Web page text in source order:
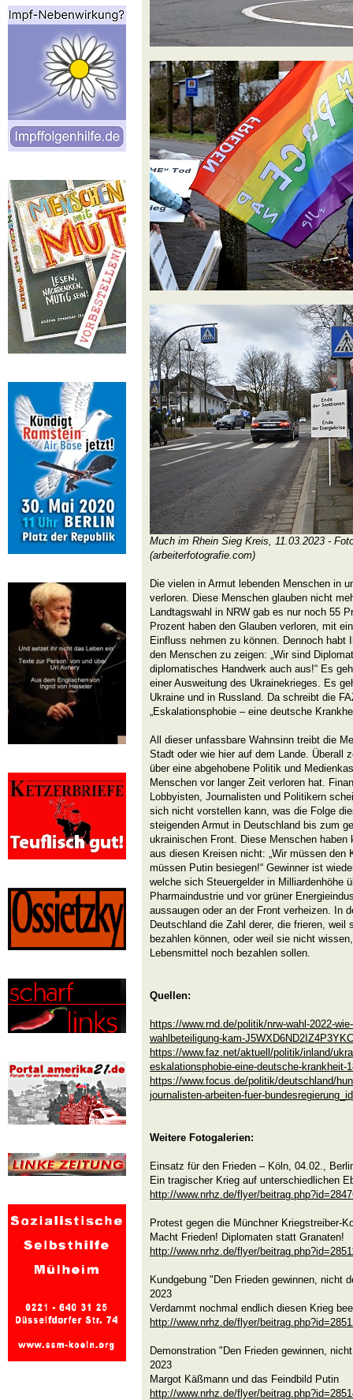
Much im Rhein Sieg Kreis, 11.03.2023 -
(arbeiterfotografie.com)
Die vielen in Armut lebenden Menschen in
verloren. Diese Menschen glauben nicht
Landtagswahl in NRW gab es nur noch 55
Prozent haben den Glauben verloren, mit
Einfluss nehmen zu können. Dennoch habt
den Menschen zu zeigen: „Wir sind
diplomatisches Handwerk auch aus!“ Es
einer Ausweitung des Ukrainekrieges. Es
Ukraine und in Russland. Da schreibt die
„Eskalationsphobie – eine deutsche
All dieser unfassbare Wahnsinn treibt die
Stadt oder wie hier auf dem Lande. Überall
über eine abgehobene Politik und
Menschen vor langer Zeit verloren hat.
Lobbyisten, Journalisten und Politikern
sich nicht vorstellen kann, was die Folge
steigenden Armut in Deutschland bis zum
ukrainischen Front. Diese Menschen haben
aus diesen Kreisen nicht: „Wir müssen den
müssen Putin besiegen!“ Gewinner ist
welche sich Steuergelder in Milliardenhöhe
Pharmaindustrie und vor grüner
aussaugen oder an der Front verheizen. In
Deutschland die Zahl derer, die frieren,
bezahlen können, oder weil sie nicht
Lebensmittel noch bezahlen sollen.
Quellen:
https://www.rnd.de/politik/nrw-wahl-2022-
wahlbeteiligung-kam-
https://www.faz.net/aktuell/politik/inland/
eskalationsphobie-eine-deutsche-krankheit-
https://www.focus.de/politik/deutschland/
journalisten-arbeiten-fuer-
Weitere Fotogalerien:
Einsatz für den Frieden – Köln, 04.02.,
Ein tragischer Krieg auf unterschiedlichen
http://www.nrhz.de/flyer/
Protest gegen die Münchner Kriegstreiber-
Macht Frieden! Diplomaten statt Granaten!
http://www.nrhz.de/flyer/
Kundgebung "Den Frieden gewinnen, nicht
2023
Verdammt nochmal endlich diesen Krieg
http://www.nrhz.de/flyer/
Demonstration "Den Frieden gewinnen,
2023
Margot Käßmann und das Feindbild Putin
http://www.nrhz.de/flyer/